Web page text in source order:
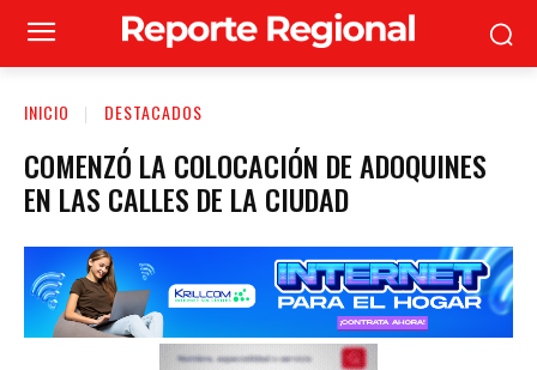
INICIO DESTACADOS
COMENZÓ LA COLOCACIÓN DE ADOQUINES
EN LAS CALLES DE LA CIUDAD